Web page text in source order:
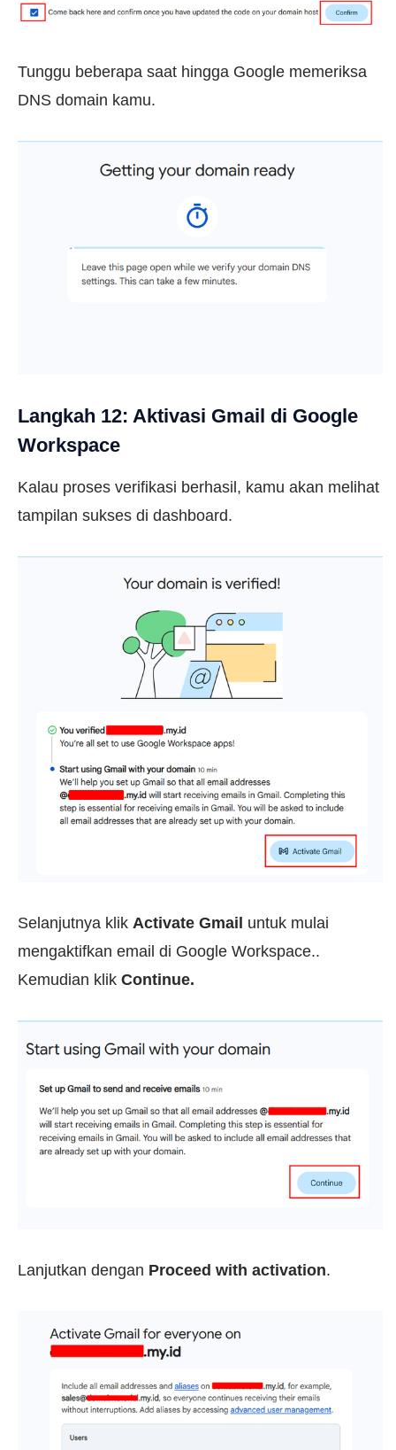
Tunggu beberapa saat hingga Google memeriksa
DNS domain kamu.
Langkah 12: Aktivasi Gmail di Google
Workspace
Kalau proses verifikasi berhasil, kamu akan melihat
tampilan sukses di dashboard.
Selanjutnya klik Activate Gmail untuk mulai
mengaktifkan email di Google Workspace..
Kemudian klik Continue.
Lanjutkan dengan Proceed with activation.